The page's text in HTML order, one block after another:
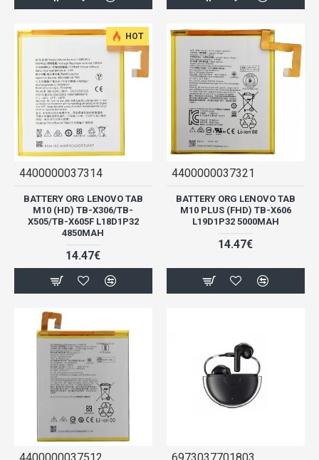
HOT
4400000037314
BATTERY ORG LENOVO TAB
M10 (HD) TB-X306/TB-
X505/TB-X605F L18D1P32
4850MAH
14.47€
4400000037321
BATTERY ORG LENOVO TAB
M10 PLUS (FHD) TB-X606
L19D1P32 5000MAH
14.47€